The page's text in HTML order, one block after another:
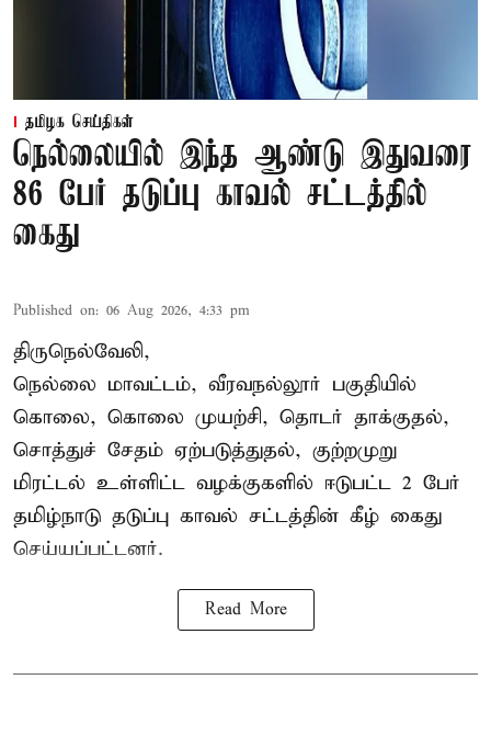
தமிழக செய்திகள்
நெல்லையில் இந்த ஆண்டு இதுவரை
86 பேர் தடுப்பு காவல் சட்டத்தில்
கைது
Published on: 06 Aug 2026, 4:33 pm
திருநெல்வேலி,
நெல்லை மாவட்டம், வீரவநல்லூர் பகுதியில்
கொலை, கொலை முயற்சி, தொடர் தாக்குதல்,
சொத்துச் சேதம் ஏற்படுத்துதல், குற்றமுறு
மிரட்டல் உள்ளிட்ட வழக்குகளில் ஈடுபட்ட 2 பேர்
தமிழ்நாடு தடுப்பு காவல் சட்டத்தின் கீழ் கைது
செய்யப்பட்டனர்.
Read More